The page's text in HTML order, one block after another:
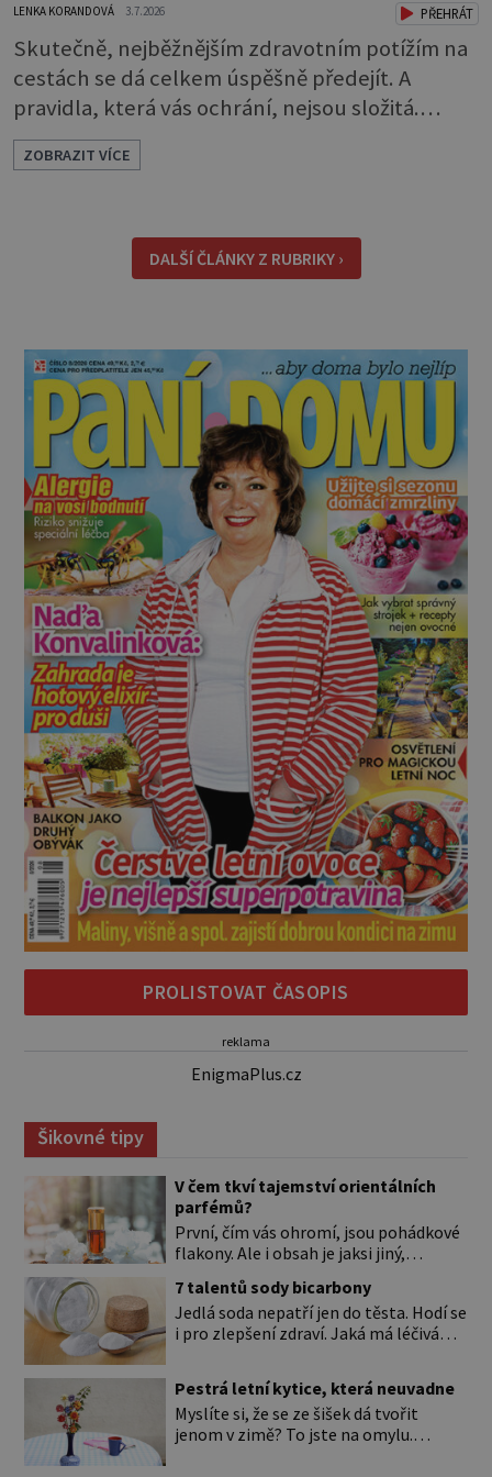
LENKA KORANDOVÁ 3.7.2026 PŘEHRÁT
Skutečně, nejběžnějším zdravotním potížím na
cestách se dá celkem úspěšně předejít. A
pravidla, která vás ochrání, nejsou složitá.
Riziko na talíři Drtivou většinu cestovatelských
průjmů vyvolávají fekální bakterie. Do kuchyně
přípravě a výdeji jídla se snadno rozšíří ze
zeleninového salátu i na další potraviny. Dobro
ZOBRAZIT VÍCE
DALŠÍ ČLÁNKY Z RUBRIKY ›
PROLISTOVAT ČASOPIS
reklama
EnigmaPlus.cz
Šikovné tipy
V čem tkví tajemství orientálních
parfémů?
První, čím vás ohromí, jsou pohádkové
flakony. Ale i obsah je jaksi jiný,
parfumérií. Čím to? V arabské kultuře
mají vůně mnohem delší tradici než
v naší. Jejich původní účel byl nejspíš
voní? Při testování orientálních vůní
nejspíš zjistíte, že jen málokterá se
vám […]
7 talentů sody bicarbony
Jedlá soda nepatří jen do těsta. Hodí se
i pro zlepšení zdraví. Jaká má léčivá
Jedlá soda (pro úplnost je to
hydrogenuhličitan sodný s chemickou
značkou NaHCO3) je ten bílý, ve vodě
Pestrá letní kytice, která neuvadne
Myslíte si, že se ze šišek dá tvořit
jenom v zimě? To jste na omylu.